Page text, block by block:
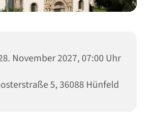
November 2027, 07:00 Uhr
5, 36088 Hünfeld